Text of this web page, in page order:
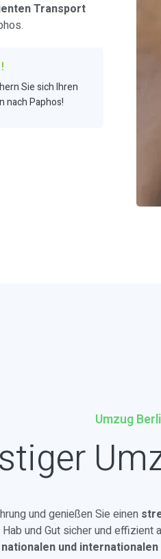
Transport
Sie sich Ihren
nach Paphos!
Umzug
und genießen Sie einen
und Gut sicher und
nationalen und internationalen